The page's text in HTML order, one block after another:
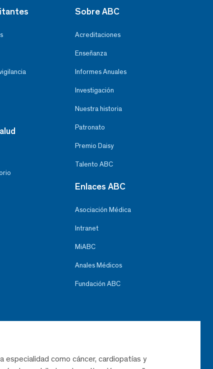
Sobre ABC
Acreditaciones
Enseñanza
Informes Anuales
Investigación
Nuestra historia
Patronato
Premio Daisy
Talento ABC
Enlaces ABC
Asociación Médica
Intranet
MiABC
Anales Médicos
Fundación ABC
especialidad como cáncer, cardiopatías y